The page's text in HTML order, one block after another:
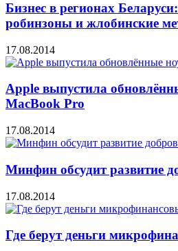
Бизнес в регионах
робинзоны и жлобинские
17.08.2014
Apple выпустила
MacBook Pro
17.08.2014
Минфин обсудит развитие
17.08.2014
Где берут деньги